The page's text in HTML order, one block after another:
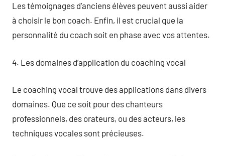
Les témoignages d’anciens élèves peuvent aussi aider
à choisir le bon coach. Enfin, il est crucial que la
personnalité du coach soit en phase avec vos attentes.
4. Les domaines d’application du coaching vocal
Le coaching vocal trouve des applications dans divers
domaines. Que ce soit pour des chanteurs
professionnels, des orateurs, ou des acteurs, les
techniques vocales sont précieuses.